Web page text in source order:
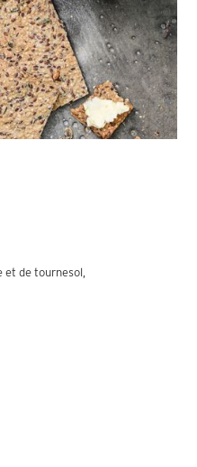
et de tournesol,